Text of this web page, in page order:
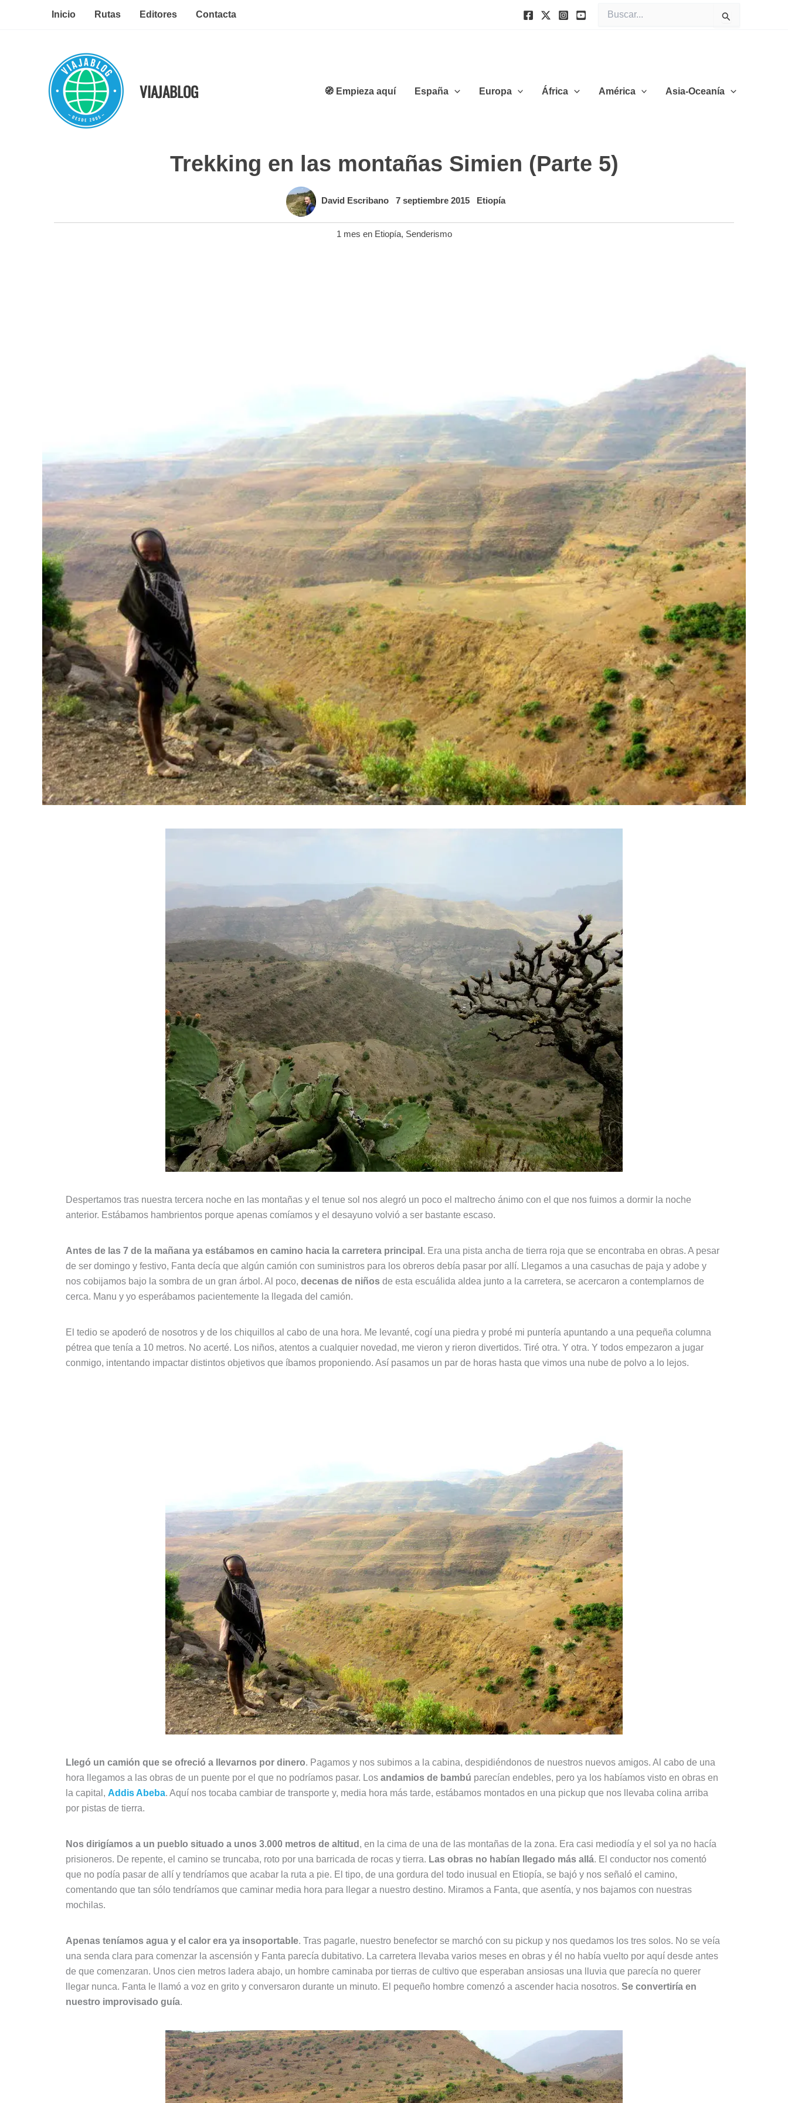
Inicio Rutas Editores Contacta
por:
VIAJABLOG 🧭 Empieza aquí España Europa África América Asia-Oceanía
Trekking en las montañas Simien (Parte 5)
David Escribano 7 septiembre 2015 Etiopía
1 mes en Etiopía, Senderismo
Despertamos tras nuestra tercera noche en las montañas y el tenue sol nos alegró un poco el maltrecho ánimo con el que nos fuimos a dormir la noche
anterior. Estábamos hambrientos porque apenas comíamos y el desayuno volvió a ser bastante escaso.
Antes de las 7 de la mañana ya estábamos en camino hacia la carretera principal . Era una pista ancha de tierra roja que se encontraba en obras. A pesar
de ser domingo y festivo, Fanta decía que algún camión con suministros para los obreros debía pasar por allí. Llegamos a una casuchas de paja y adobe y
nos cobijamos bajo la sombra de un gran árbol. Al poco, decenas de niños de esta escuálida aldea junto a la carretera, se acercaron a contemplarnos de
cerca. Manu y yo esperábamos pacientemente la llegada del camión.
El tedio se apoderó de nosotros y de los chiquillos al cabo de una hora. Me levanté, cogí una piedra y probé mi puntería apuntando a una pequeña columna
pétrea que tenía a 10 metros. No acerté. Los niños, atentos a cualquier novedad, me vieron y rieron divertidos. Tiré otra. Y otra. Y todos empezaron a jugar
conmigo, intentando impactar distintos objetivos que íbamos proponiendo. Así pasamos un par de horas hasta que vimos una nube de polvo a lo lejos.
Llegó un camión que se ofreció a llevarnos por dinero. Pagamos y nos subimos a la cabina, despidiéndonos de nuestros nuevos amigos. Al cabo de una
hora llegamos a las obras de un puente por el que no podríamos pasar. Los andamios de bambú parecían endebles, pero ya los habíamos visto en obras en
la capital, Addis Abeba. Aquí nos tocaba cambiar de transporte y, media hora más tarde, estábamos montados en una pickup que nos llevaba colina arriba
por pistas de tierra.
Nos dirigíamos a un pueblo situado a unos 3.000 metros de altitud , en la cima de una de las montañas de la zona. Era casi mediodía y el sol ya no hacía
prisioneros. De repente, el camino se truncaba, roto por una barricada de rocas y tierra. Las obras no habían llegado más allá. El conductor nos comentó
que no podía pasar de allí y tendríamos que acabar la ruta a pie. El tipo, de una gordura del todo inusual en Etiopía, se bajó y nos señaló el camino,
comentando que tan sólo tendríamos que caminar media hora para llegar a nuestro destino. Miramos a Fanta, que asentía, y nos bajamos con nuestras
mochilas.
Apenas teníamos agua y el calor era ya insoportable. Tras pagarle, nuestro benefector se marchó con su pickup y nos quedamos los tres solos. No se veía
una senda clara para comenzar la ascensión y Fanta parecía dubitativo. La carretera llevaba varios meses en obras y él no había vuelto por aquí desde antes
de que comenzaran. Unos cien metros ladera abajo, un hombre caminaba por tierras de cultivo que esperaban ansiosas una lluvia que parecía no querer
llegar nunca. Fanta le llamó a voz en grito y conversaron durante un minuto. El pequeño hombre comenzó a ascender hacia nosotros. Se convertiría en
nuestro improvisado guía.